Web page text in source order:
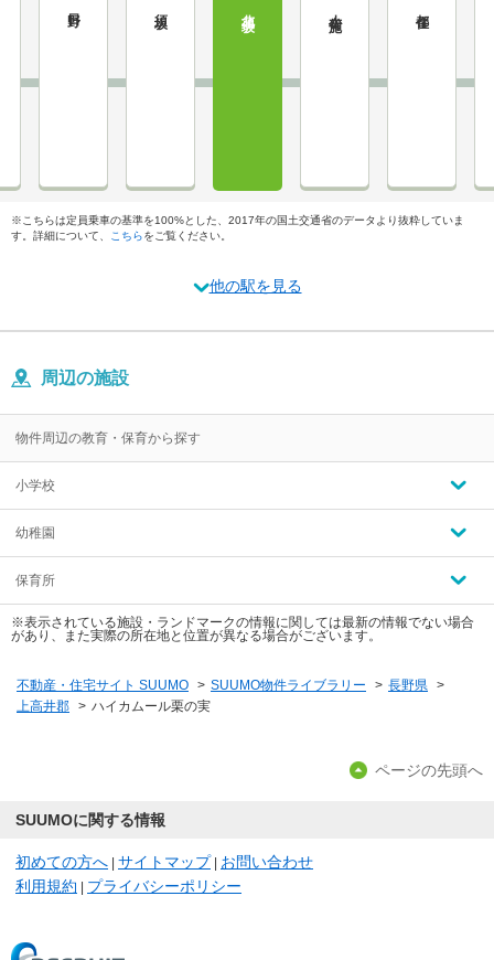
※こちらは定員乗車の基準を100%とした、2017年の国土交通省のデータより抜粋していま
す。詳細について、
こちらをご覧ください。
他の駅を見る
周辺の施設
物件周辺の教育・保育から探す
小学校
幼稚園
保育所
※表示されている施設・ランドマークの情報に関しては最新の情報でない場合
があり、また実際の所在地と位置が異なる場合がございます。
不動産・住宅サイト SUUMO > SUUMO物件ライブラリー > 長野県 >
上高井郡 > ハイカムール栗の実
ページの先頭へ
SUUMOに関する情報
初めての方へ サイトマップ
お問い合わせ
利用規約
プライバシーポリシー